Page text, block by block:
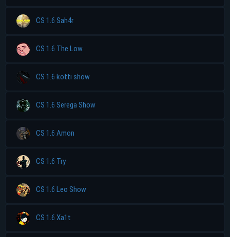
CS 1.6 Sah4r
CS 1.6 The Low
CS 1.6 kotti show
CS 1.6 Serega Show
CS 1.6 Amon
CS 1.6 Try
CS 1.6 Leo Show
CS 1.6 Xa1t